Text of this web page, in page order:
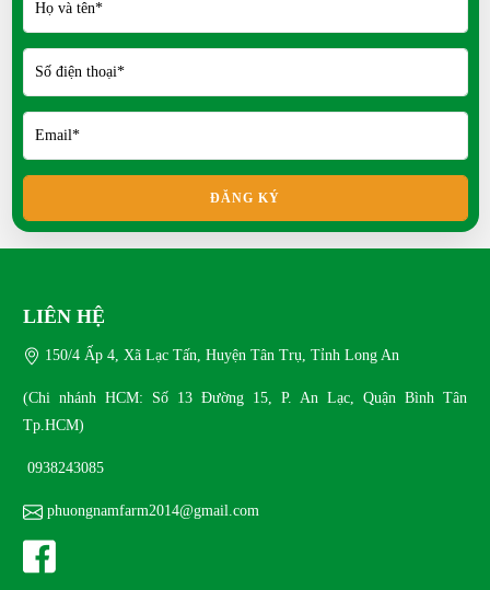
Mít Thái siêu sớm có ưu điểm gì?
Mới
Kỹ thuật nuôi vịt Call Duck tại nhà hiệu quả
Kỹ thuật ấp trứng gà sao
ĐĂNG KÝ
LIÊN HỆ
150/4 Ấp 4, Xã Lạc Tấn, Huyện Tân Trụ, Tỉnh Long An
(Chi nhánh HCM: Số 13 Đường 15, P. An Lạc, Quận Bình Tân
Tp.HCM)
0938243085
phuongnamfarm2014@gmail.com